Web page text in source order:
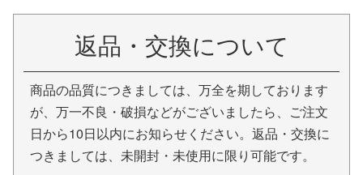
返品・交換について
商品の品質につきましては、万全を期しております
が、万一不良・破損などがございましたら、ご注文
日から10日以内にお知らせください。返品・交換に
つきましては、未開封・未使用に限り可能です。